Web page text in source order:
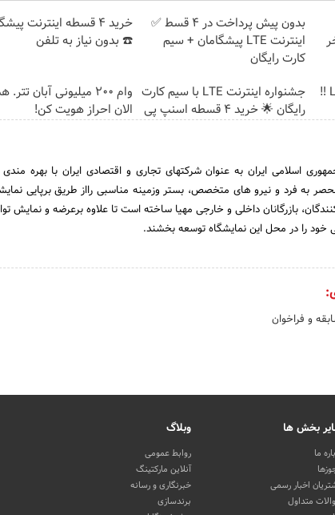
بدون پیش پرداخت در 4 قسط ✅
اینترنت LTE پیشگامان + سیم
کارت رایگان
خرید 4 قسطه اینترنت
☎️ بدون نیاز به تلفن
جشنواره فروش مودم های LTE ‼️
جشنواره اینترنت LTE با سیم کارت
رایگان 🌟 خرید 4 قسطه اسنپ پی
وام 200 میلیونی آبان
الان احراز هویت کن!
اسلامی ایران به عنوان شرکتهای تجاری و اقتصادی ایران با بهره مندی
به فرد و نیرو های متخصص، بستر وزمینه مناسبی رااز طریق برپایی
بازرگانان داخلی و خارجی مهیا ساخته است تا علاوه برعرضه و نمایش
خود را در محل این نمایشگاه توسعه بخشند.
و فراخوان
بخش ها
ما
اخبار رسمی
متداول
وبلاگ
روابط عمومی
آنلاین مارکتینگ
خبرنگاری و رسانه
برندسازی